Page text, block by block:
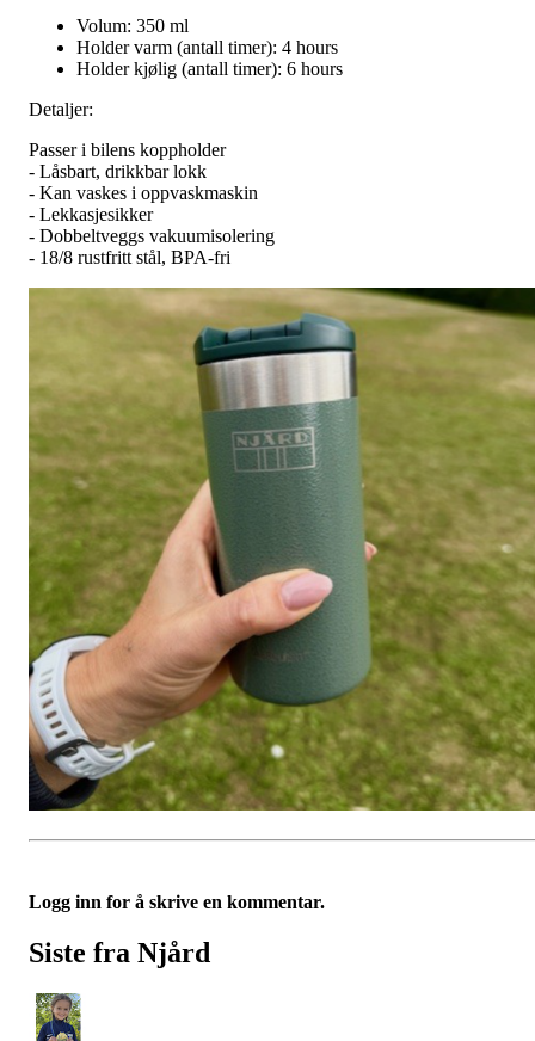
Volum: 350 ml
Holder varm (antall timer): 4 hours
Holder kjølig (antall timer): 6 hours
Detaljer:
Passer i bilens koppholder
- Låsbart, drikkbar lokk
- Kan vaskes i oppvaskmaskin
- Lekkasjesikker
- Dobbeltveggs vakuumisolering
- 18/8 rustfritt stål, BPA-fri
Logg inn for å skrive en kommentar.
Siste fra Njård